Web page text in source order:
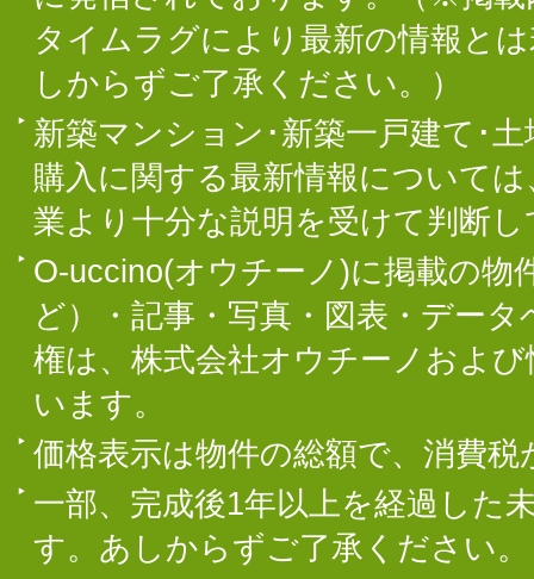
タイムラグにより最新の情報と
しからずご了承ください。）
新築マンション･新築一戸建て･
購入に関する最新情報について
業より十分な説明を受けて判断
O-uccino(オウチーノ)に掲載の物
ど）・記事・写真・図表・デー
権は、株式会社オウチーノおよ
います。
価格表示は物件の総額で、消費
一部、完成後1年以上を経過した
す。あしからずご了承ください。